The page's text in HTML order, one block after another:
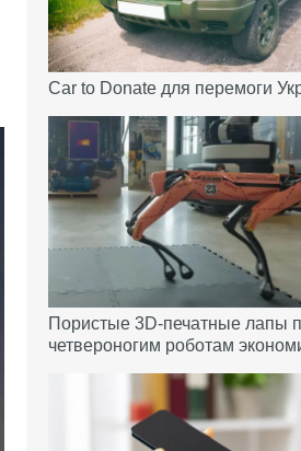
Car to Donate для перемоги
Пористые 3D-печатные лапы
четвероногим роботам